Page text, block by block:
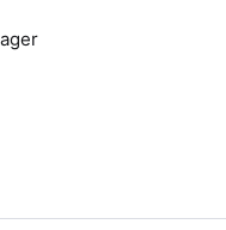
有
リンクをコピー